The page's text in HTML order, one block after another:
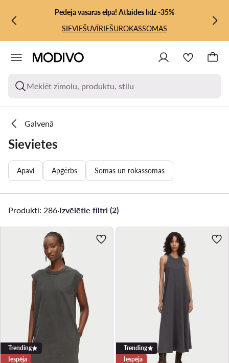
PĀRIET UZ GALVENO SATURU
PĀRIET UZ MEKLĒŠANUPēdējā vasaras elpa! Atlaides līdz -35%
SIEVIEŠUVĪRIEŠUROKASSOMAS
Meklēt zīmolu, produktu, stilu
Galvenā
Sievietes
Apavi Apģērbs Somas un rokassomas
Produkti: 286·Izvēlētie filtri (2)
Trending
Iespēja
Trending
Iespēja